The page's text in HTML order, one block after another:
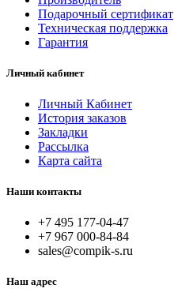
Подарочный сертификат
Техническая поддержка
Гарантия
Личный кабинет
Личный Кабинет
История заказов
Закладки
Рассылка
Карта сайта
Наши контакты
+7 495 177-04-47
+7 967 000-84-84
sales@compik-s.ru
Наш адрес